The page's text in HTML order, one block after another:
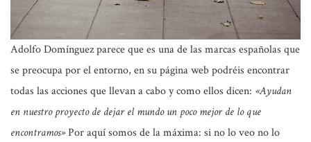
Adolfo Domínguez parece que es una de las marcas españolas que
se preocupa por el entorno, en su página web podréis encontrar
todas las acciones que llevan a cabo y como ellos dicen: «Ayudan
en nuestro proyecto de dejar el mundo un poco mejor de lo que
encontramos»Por aquí somos de la máxima: si no lo veo no lo